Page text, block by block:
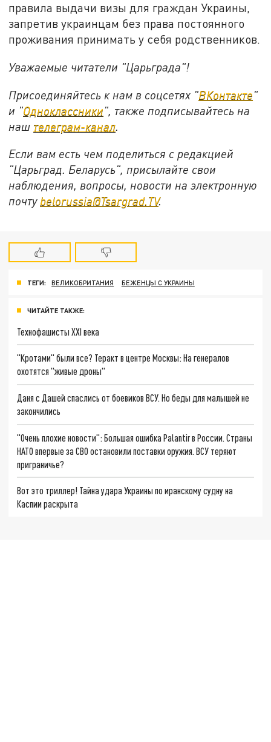
правила выдачи визы для граждан Украины,
запретив украинцам без права постоянного
проживания принимать у себя родственников.
Уважаемые читатели "Царьграда"!
Присоединяйтесь к нам в соцсетях "ВКонтакте"
и "Одноклассники", также подписывайтесь на
наш телеграм-канал
Если вам есть чем поделиться с редакцией
"Царьград. Беларусь", присылайте свои
наблюдения, вопросы, новости на электронную
почту belorussia@Tsargrad.TV.
ТЕГИ: ВЕЛИКОБРИТАНИЯ БЕЖЕНЦЫ С УКРАИНЫ
ЧИТАЙТЕ ТАКЖЕ:
Технофашисты XXI века
"Кротами" были все? Теракт в центре Москвы: На генералов
охотятся "живые дроны"
Даня с Дашей спаслись от боевиков ВСУ. Но беды для малышей не
закончились
"Очень плохие новости": Большая ошибка Palantir в России. Страны
НАТО впервые за СВО остановили поставки оружия. ВСУ теряют
приграничье?
Вот это триллер! Тайна удара Украины по иранскому судну на
Каспии раскрыта